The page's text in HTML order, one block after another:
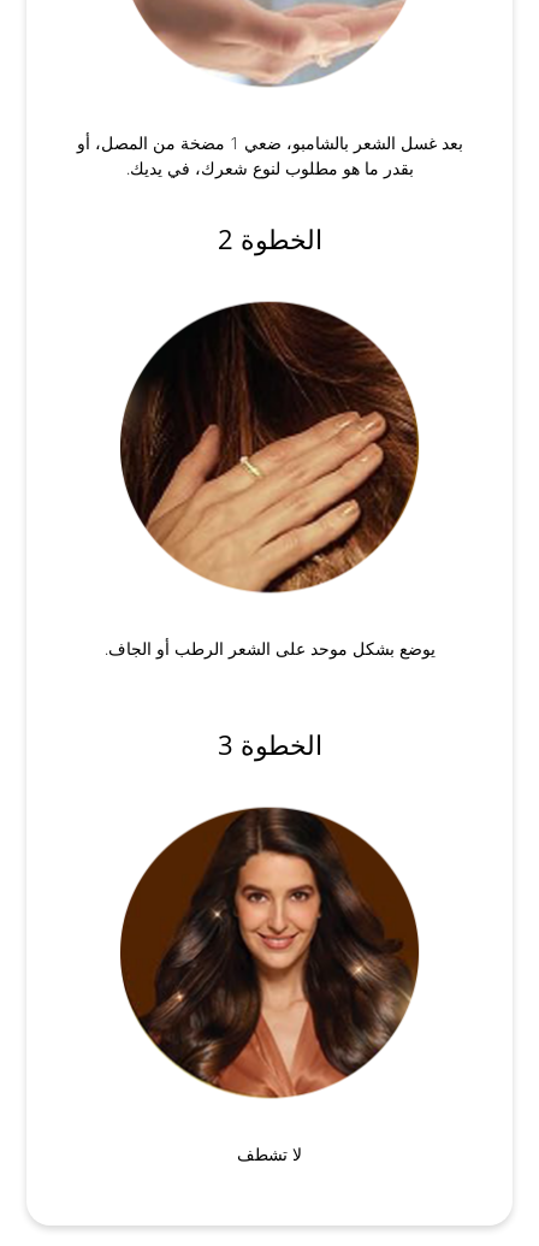
بعد غسل الشعر بالشامبو، ضعي 1 مضخة من المصل، أو
بقدر ما هو مطلوب لنوع شعرك، في يديك.
الخطوة 2
يوضع بشكل موحد على الشعر الرطب أو الجاف.
الخطوة 3
لا تشطف